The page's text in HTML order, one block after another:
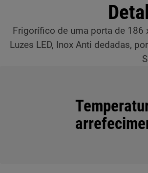
Frigorífico de uma porta de 186
Luzes LED, Inox Anti dedadas,